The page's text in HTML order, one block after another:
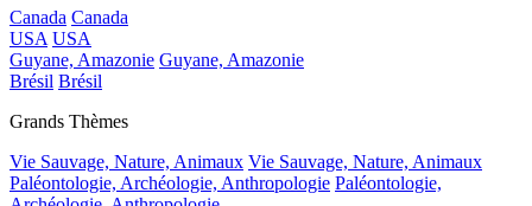
Canada Canada
USA USA
Guyane, Amazonie Guyane, Amazonie
Brésil Brésil
Grands Thèmes
Vie Sauvage, Nature, Animaux Vie Sauvage, Nature, Animaux
Paléontologie, Archéologie, Anthropologie Paléontologie,